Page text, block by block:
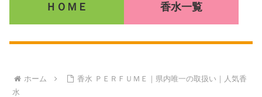
ＨＯＭＥ 香水一覧
ホーム
香水 ＰＥＲＦＵＭＥ｜県内唯一の取扱い｜人気香
水